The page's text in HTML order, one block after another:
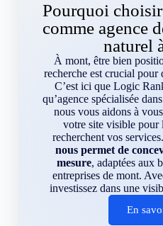
Pourquoi
comme agence
naturel
À mont, être bien
recherche est crucial
C’est ici que Logic
qu’agence spécialisée
nous vous aidons à
votre site visible pour
recherchent vos services.
nous permet de
mesure, adaptées aux
entreprises de mont.
investissez dans une
En